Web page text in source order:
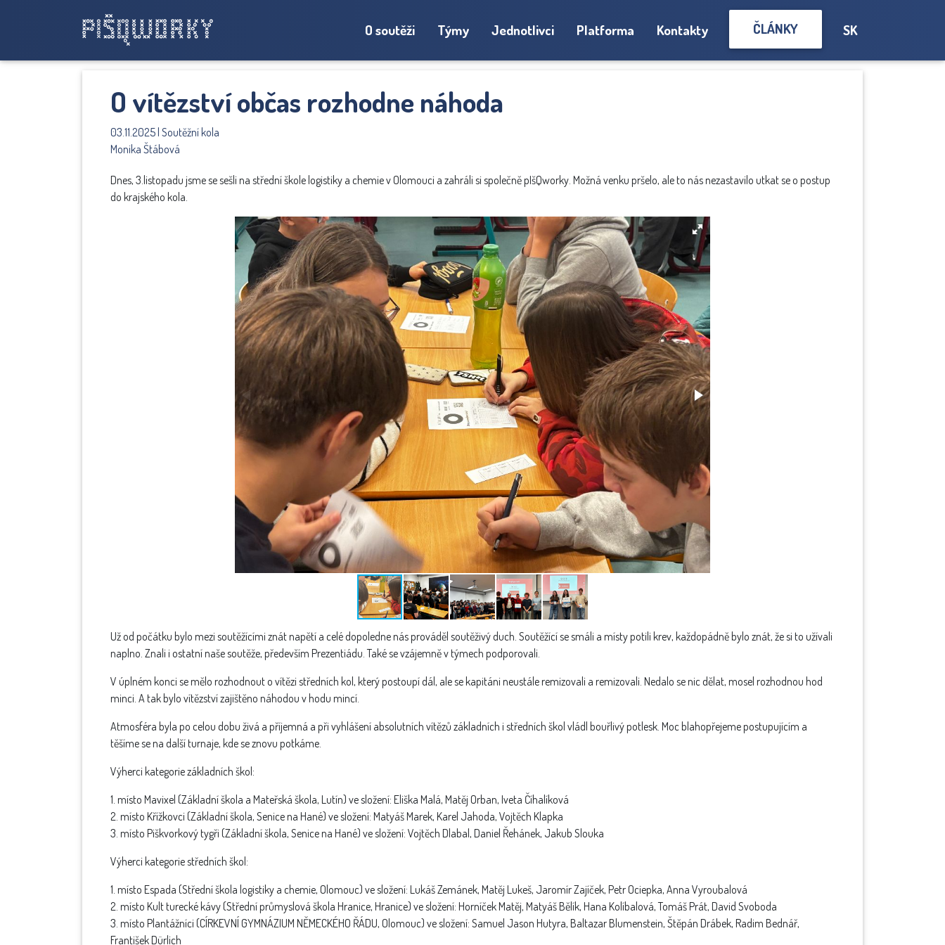
O soutěži Týmy Jednotlivci Platforma Kontakty ČLÁNKY SK
O vítězství občas rozhodne náhoda
03.11.2025 | Soutěžní kola
Monika Štábová
Dnes, 3.listopadu jsme se sešli na střední škole logistiky a chemie v Olomouci a zahráli si společně pIšQworky. Možná venku pršelo, ale to nás nezastavilo utkat se o postup
do krajského kola.
Už od počátku bylo mezi soutěžícími znát napětí a celé dopoledne nás prováděl soutěživý duch. Soutěžící se smáli a místy potili krev, každopádně bylo znát, že si to užívali
naplno. Znali i ostatní naše soutěže, především Prezentiádu. Také se vzájemně v týmech podporovali.
V úplném konci se mělo rozhodnout o vítězi středních kol, který postoupí dál, ale se kapitáni neustále remizovali a remizovali. Nedalo se nic dělat, mosel rozhodnou hod
minci. A tak bylo vítězství zajištěno náhodou v hodu mincí.
Atmosféra byla po celou dobu živá a příjemná a při vyhlášení absolutních vítězů základních i středních škol vládl bouřlivý potlesk. Moc blahopřejeme postupujícím a
těšíme se na další turnaje, kde se znovu potkáme.
Výherci kategorie základních škol:
1. místo Mavixel (Základní škola a Mateřská škola, Lutín) ve složení: Eliška Malá, Matěj Orban, Iveta Číhalíková
2. místo Křížkovci (Základní škola, Senice na Hané) ve složení: Matyáš Marek, Karel Jahoda, Vojtěch Klapka
3. místo Piškvorkový tygři (Základní škola, Senice na Hané) ve složení: Vojtěch Dlabal, Daniel Řehánek, Jakub Slouka
Výherci kategorie středních škol:
1. místo Espada (Střední škola logistiky a chemie, Olomouc) ve složení: Lukáš Zemánek, Matěj Lukeš, Jaromír Zajíček, Petr Ociepka, Anna Vyroubalová
2. místo Kult turecké kávy (Střední průmyslová škola Hranice, Hranice) ve složení: Horníček Matěj, Matyáš Bělík, Hana Kolíbalová, Tomáš Prát, David Svoboda
3. místo Plantážníci (CÍRKEVNÍ GYMNÁZIUM NĚMECKÉHO ŘÁDU, Olomouc) ve složení: Samuel Jason Hutyra, Baltazar Blumenstein, Štěpán Drábek, Radim Bednář,
František Dürlich